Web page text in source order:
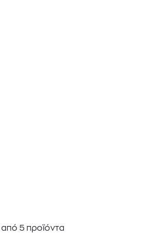
από 5 προϊόντα